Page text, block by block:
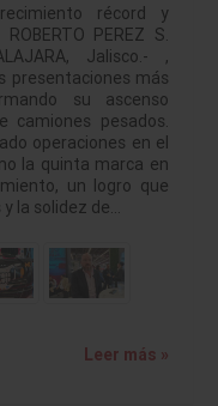
récord y
PEREZ S.
Jalisco.- ,
presentaciones más
su ascenso
camiones pesados.
operaciones en el
la quinta marca en
un logro que
la solidez de…
Leer más »